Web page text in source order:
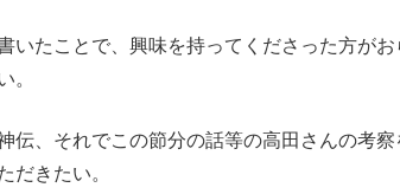
いたことで、興味を持ってくださった方が
。
伝、それでこの節分の話等の高田さんの考
だきたい。